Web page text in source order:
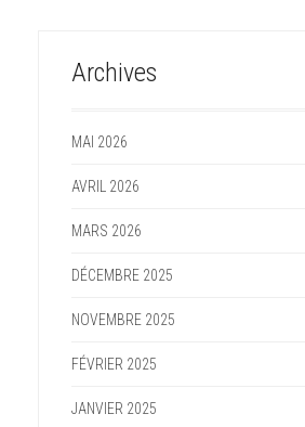
Archives
MAI 2026
AVRIL 2026
MARS 2026
DÉCEMBRE 2025
NOVEMBRE 2025
FÉVRIER 2025
JANVIER 2025